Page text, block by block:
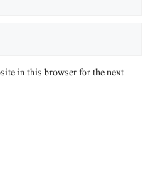
in this browser for the next